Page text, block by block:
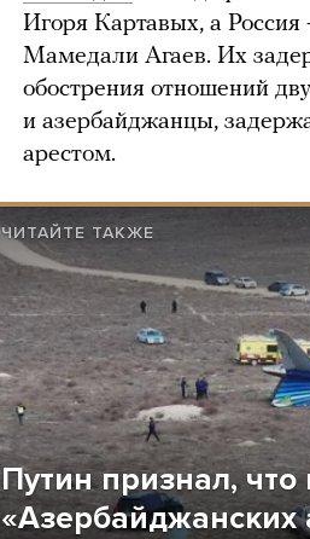
Игоря Картавых, а
Мамедали Агаев. Их
обострения отношений
и азербайджанцы,
арестом.
ЧИТАЙТЕ ТАКЖЕ
Путин признал,
«Азербайджанских